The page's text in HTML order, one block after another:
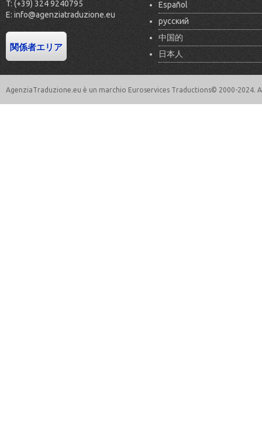
T: (+39) 324 9240795
E: info@agenziatraduzione.eu
Español
русский
中国的
日本人
AgenziaTraduzione.eu è un marchio Euroservices Traductions© 2000-2024.